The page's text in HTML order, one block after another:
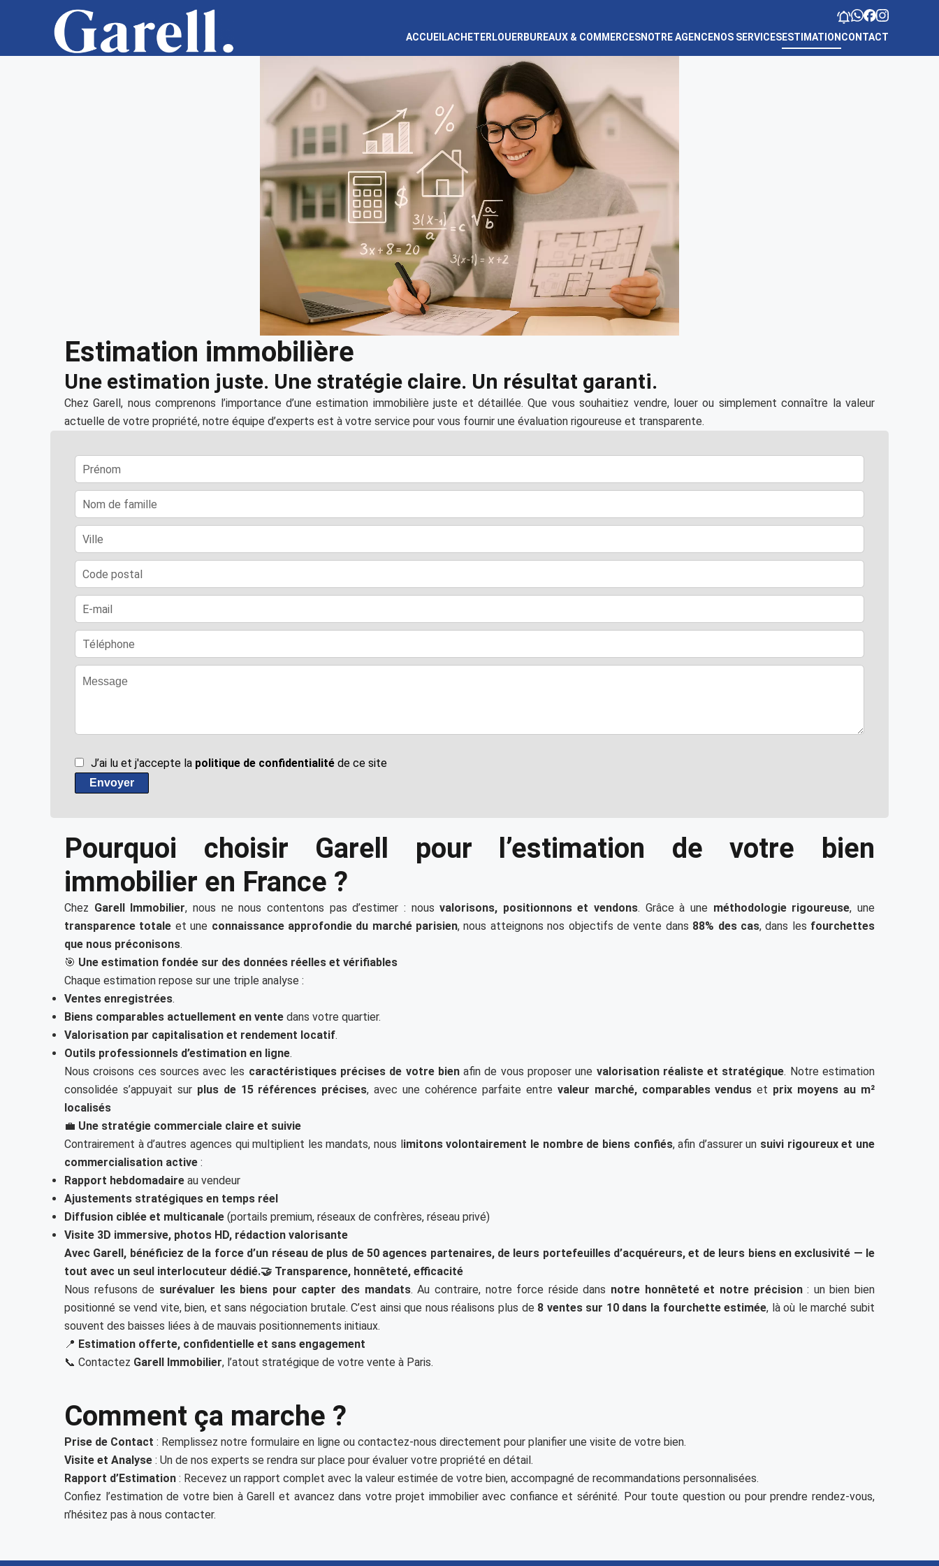
ACCUEILACHETER LOUER BUREAUX & COMMERCESNOTRE AGENCENOS SERVICESESTIMATION CONTACT
Estimation immobilière
Une estimation juste. Une stratégie claire. Un résultat garanti.
Chez Garell, nous comprenons l’importance d’une estimation immobilière juste et détaillée. Que vous souhaitiez vendre, louer ou simplement connaître la valeur
actuelle de votre propriété, notre équipe d’experts est à votre service pour vous fournir une évaluation rigoureuse et transparente.
J’ai lu et j'accepte la politique de confidentialité de ce site
Envoyer
Pourquoi choisir Garell pour l’estimation de votre bien
immobilier en France ?
Chez Garell Immobilier, nous ne nous contentons pas d’estimer : nousvalorisons, positionnons et vendons. Grâce à une méthodologie rigoureuse, une
transparence totale et une connaissance approfondie du marché parisien, nous atteignons nos objectifs de vente dans 88% des cas, dans les fourchettes
que nous préconisons.
🎯 Une estimation fondée sur des données réelles et vérifiables
Chaque estimation repose sur une triple analyse :
Ventes enregistrées.
Biens comparables actuellement en vente dans votre quartier.
Valorisation par capitalisation et rendement locatif.
Outils professionnels d’estimation en ligne.
Nous croisons ces sources avec les caractéristiques précises de votre bienafin de vous proposer une valorisation réaliste et stratégique. Notre estimation
consolidée s’appuyait sur plus de 15 références précises, avec une cohérence parfaite entre valeur marché, comparables vendus et prix moyens au m²
localisés
💼 Une stratégie commerciale claire et suivie
Contrairement à d’autres agences qui multiplient les mandats, nous limitons volontairement le nombre de biens confiés, afin d’assurer un suivi rigoureux et une
commercialisation active :
Rapport hebdomadaire au vendeur
Ajustements stratégiques en temps réel
Diffusion ciblée et multicanale (portails premium, réseaux de confrères, réseau privé)
Visite 3D immersive, photos HD, rédaction valorisante
Avec Garell, bénéficiez de la force d’un réseau de plus de 50 agences partenaires, de leurs portefeuilles d’acquéreurs, et de leurs biens en exclusivité — le
tout avec un seul interlocuteur dédié.🤝 Transparence, honnêteté, efficacité
Nous refusons de surévaluer les biens pour capter des mandats. Au contraire, notre force réside dans notre honnêteté et notre précision: un bien bien
positionné se vend vite, bien, et sans négociation brutale. C’est ainsi que nous réalisons plus de 8 ventes sur 10 dans la fourchette estimée, là où le marché subit
souvent des baisses liées à de mauvais positionnements initiaux.
📍 Estimation offerte, confidentielle et sans engagement
📞 Contactez Garell Immobilier, l’atout stratégique de votre vente à Paris.
Comment ça marche ?
Prise de Contact : Remplissez notre formulaire en ligne ou contactez-nous directement pour planifier une visite de votre bien.
Visite et Analyse : Un de nos experts se rendra sur place pour évaluer votre propriété en détail.
Rapport d’Estimation : Recevez un rapport complet avec la valeur estimée de votre bien, accompagné de recommandations personnalisées.
Confiez l’estimation de votre bien à Garell et avancez dans votre projet immobilier avec confiance et sérénité. Pour toute question ou pour prendre rendez-vous,
n’hésitez pas à nous contacter.